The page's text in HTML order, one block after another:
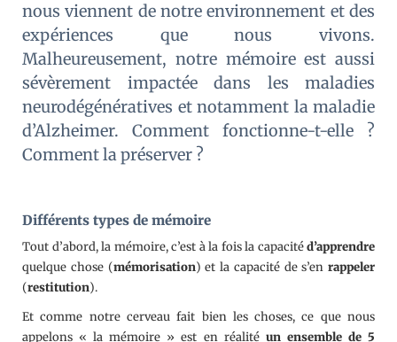
nous viennent de notre environnement et des
expériences que nous vivons.
Malheureusement, notre mémoire est aussi
sévèrement impactée dans les maladies
neurodégénératives et notamment la maladie
d’Alzheimer. Comment fonctionne-t-elle ?
Comment la préserver ?
Différents types de mémoire
Tout d’abord, la mémoire, c’est à la fois la capacitéd’apprendre
quelque chose (mémorisation) et la capacité de s’en rappeler
(restitution).
Et comme notre cerveau fait bien les choses, ce que nous
appelons « la mémoire » est en réalité un ensemble de 5